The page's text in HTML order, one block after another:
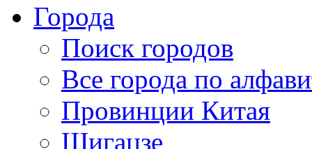
Города
Поиск городов
Все города по
Провинции Китая
Шигацзе